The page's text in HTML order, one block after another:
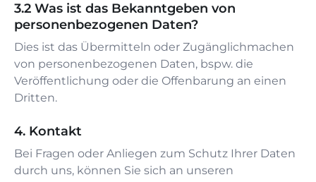
Was ist das Bekanntgeben von
personenbezogenen Daten?
Dies ist das Übermitteln oder Zugänglichmachen
von personenbezogenen Daten, bspw. die
Veröffentlichung oder die Offenbarung an einen
Dritten.
Kontakt
Bei Fragen oder Anliegen zum Schutz Ihrer Daten
durch uns, können Sie sich an unseren